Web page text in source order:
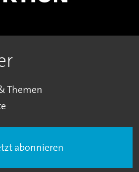
Themen
abonnieren